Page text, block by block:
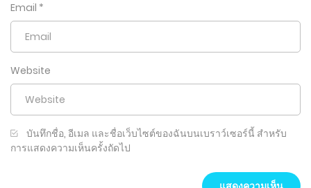
Email *
Website
บันทึกชื่อ, อีเมล และชื่อเว็บไซต์ของฉันบนเบราว์เซอร์นี้ สำหรับ
การแสดงความเห็นครั้งถัดไป